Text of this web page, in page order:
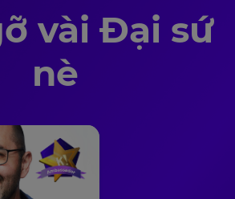
vài Đại sứ
nè